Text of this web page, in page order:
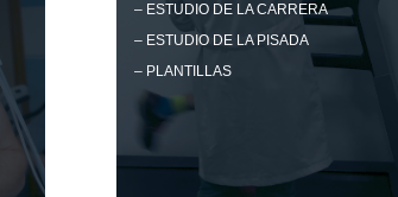
– ESTUDIO DE LA CARRERA
– ESTUDIO DE LA PISADA
– PLANTILLAS